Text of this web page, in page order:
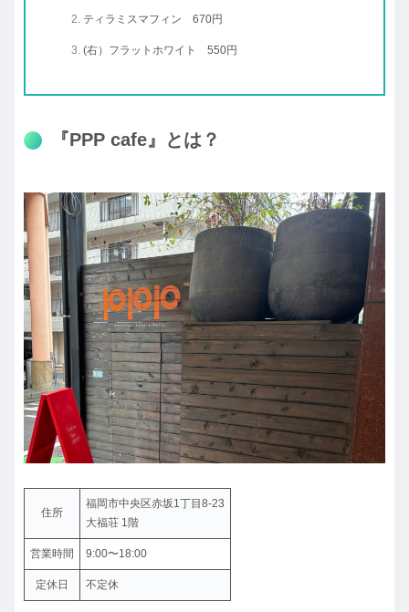
ティラミスマフィン 670円
(右）フラットホワイト 550円
『PPP cafe』とは？
住所
福岡市中央区赤坂1丁目8-23
大福荘 1階
営業時間 9:00〜18:00
定休日 不定休